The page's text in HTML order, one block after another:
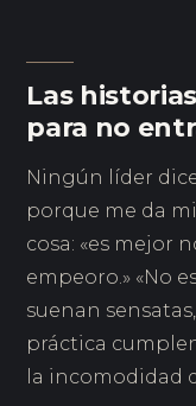
Las
para no
Ningún líder
porque me da
cosa: «es mejor
empeoro.» «No
suenan
práctica
la incomodidad